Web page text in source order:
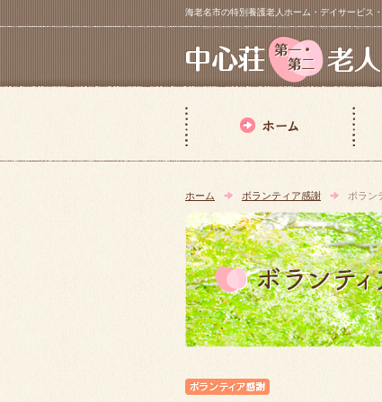
海老名市の特別養護老人ホーム・デイサービ
ホーム ボランティア感謝 ボラン